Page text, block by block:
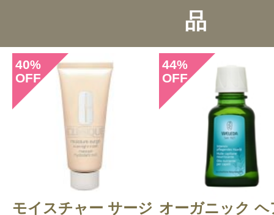
このコスメのレビューを書いて
クチコミを投稿する
CT 会員様は、マイページの「購
品
40%
OFF
モイスチャー サージ
44%
OFF
オーガニック ヘ